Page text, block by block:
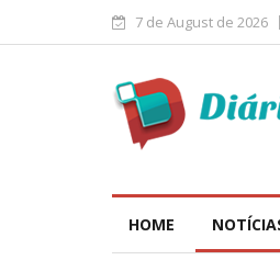
7 de August de 2026
HOME